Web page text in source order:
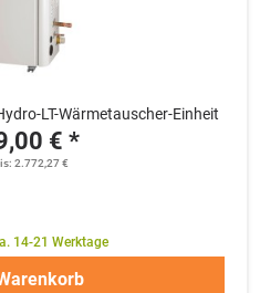
LT-Wärmetauscher-Einheit
€ *
2.772,27 €
14-21 Werktage